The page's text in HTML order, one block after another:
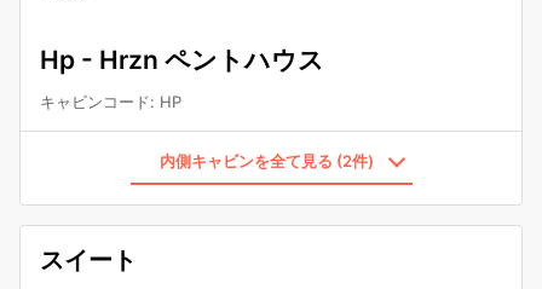
Hp - Hrzn ペントハウス
キャビンコード: HP
内側キャビンを全て見る (2件)
スイート